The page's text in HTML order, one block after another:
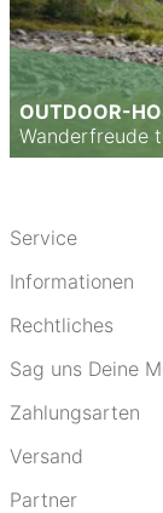
OUTDOOR-
Wanderfreude
Service
Informationen
Rechtliches
Sag uns Deine
Zahlungsarten
Versand
Partner